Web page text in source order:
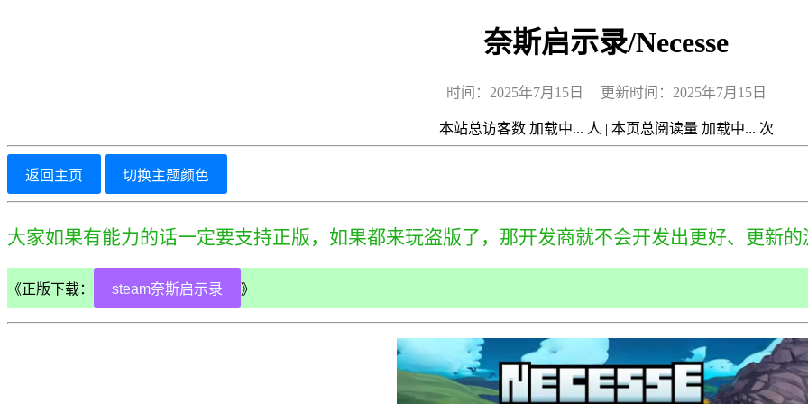
奈斯启示录/Necesse
时间：2025年7月15日 | 更新时间：2025年7月15日
本站总访客数 加载中... 人 | 本页总阅读量 加载中... 次
返回主页 切换主题颜色
大家如果有能力的话一定要支持正版，如果都来玩盗版了，那开发商就不会开发出更好、更新的
《正版下载： steam奈斯启示录 》